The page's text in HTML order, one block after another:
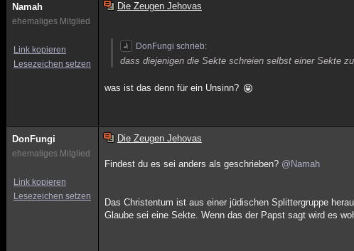
Namah
ehemaliges Mitglied
Link kopieren
Lesezeichen setzen
Die Zeugen Jehovas
DonFungi schrieb:
dass diejenigen die Sekte schreien selbst einer Sekte
was ist das denn für ein Unsinn?
DonFungi
ehemaliges Mitglied
Link kopieren
Lesezeichen setzen
Die Zeugen Jehovas
Findest du es sei anders als geschrieben? @Namah
Das Christentum ist aus einer jüdischen Splittergruppe
Glaube sei eine Sekte. Wenn das der Papst sagt wird es